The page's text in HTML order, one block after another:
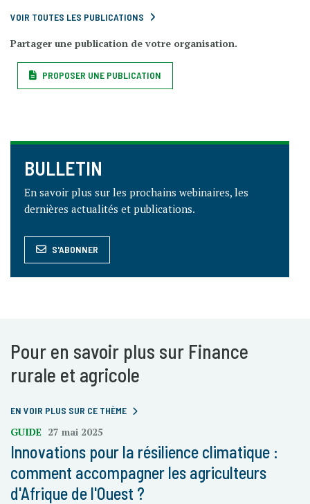
VOIR TOUTES LES PUBLICATIONS
Partager une publication de votre organisation.
PROPOSER UNE PUBLICATION
BULLETIN
En savoir plus sur les prochains webinaires, les
dernières actualités et publications.
S'ABONNER
Pour en savoir plus sur Finance
rurale et agricole
EN VOIR PLUS SUR CE THÈME
GUIDE 27 mai 2025
Innovations pour la résilience climatique :
comment accompagner les agriculteurs
d'Afrique de l'Ouest ?